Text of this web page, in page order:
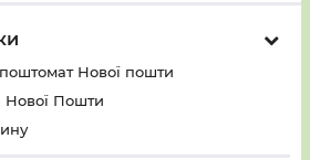
Нової пошти
Нової Пошти